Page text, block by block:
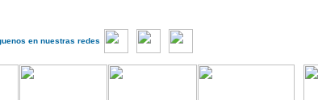
en nuestras redes